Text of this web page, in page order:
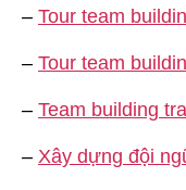
– Tour team
– Tour team
– Team building
– Xây dựng đội